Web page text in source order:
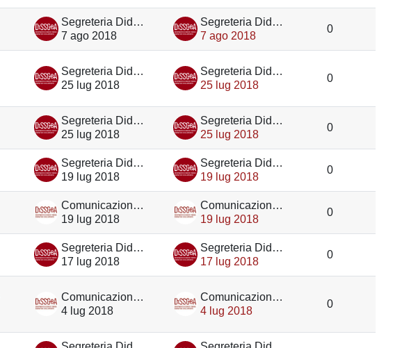
Segreteria Didattica DiSSGeA
7 ago 2018
Segreteria Didattica DiSSGeA
7 ago 2018
0
Segreteria Didattica DiSSGeA
25 lug 2018
Segreteria Didattica DiSSGeA
25 lug 2018
0
Segreteria Didattica DiSSGeA
25 lug 2018
Segreteria Didattica DiSSGeA
25 lug 2018
0
Segreteria Didattica DiSSGeA
19 lug 2018
Segreteria Didattica DiSSGeA
19 lug 2018
0
Comunicazione DiSSGeA
19 lug 2018
Comunicazione DiSSGeA
19 lug 2018
0
Segreteria Didattica DiSSGeA
17 lug 2018
Segreteria Didattica DiSSGeA
17 lug 2018
0
Comunicazione DiSSGeA
4 lug 2018
Comunicazione DiSSGeA
4 lug 2018
0